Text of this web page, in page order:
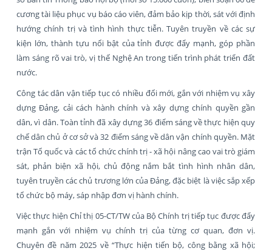
cương tài liệu phục vụ báo cáo viên, đảm bảo kịp thời, sát với định
hướng chính trị và tình hình thực tiễn. Tuyên truyền về các sự
kiện lớn, thành tựu nổi bật của tỉnh được đẩy mạnh, góp phần
làm sáng rõ vai trò, vị thế Nghệ An trong tiến trình phát triển đất
nước.
Công tác dân vận tiếp tục có nhiều đổi mới, gắn với nhiệm vụ xây
dựng Đảng, cải cách hành chính và xây dựng chính quyền gần
dân, vì dân. Toàn tỉnh đã xây dựng 36 điểm sáng về thực hiện quy
chế dân chủ ở cơ sở và 32 điểm sáng về dân vận chính quyền. Mặt
trận Tổ quốc và các tổ chức chính trị - xã hội nâng cao vai trò giám
sát, phản biện xã hội, chủ động nắm bắt tình hình nhân dân,
tuyên truyền các chủ trương lớn của Đảng, đặc biệt là việc sắp xếp
tổ chức bộ máy, sáp nhập đơn vị hành chính.
Việc thực hiện Chỉ thị 05-CT/TW của Bộ Chính trị tiếp tục được đẩy
mạnh gắn với nhiệm vụ chính trị của từng cơ quan, đơn vị.
Chuyên đề năm 2025 về “Thực hiện tiến bộ, công bằng xã hội;